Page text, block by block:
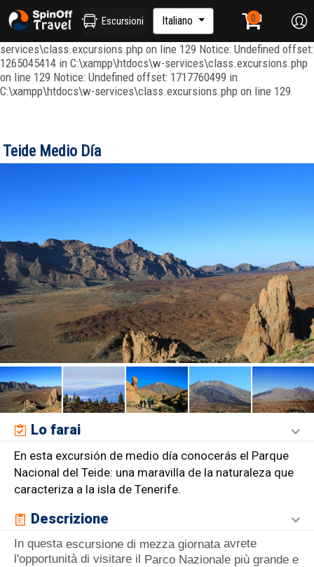
Notice: Undefined index: ordenar in C:\xampp\htdocs\w-
services\repositories\GroupRepository.php on line 415 Notice:
Undefined offset: 1265045344 in C:\xampp\htdocs\w-
services\class.excursions.php on line 129 Notice: Undefined offset:
1265045414 in C:\xampp\htdocs\w-services\class.excursions.php
on line 129 Notice: Undefined offset: 1717760499 in
C:\xampp\htdocs\w-services\class.excursions.php on line 129
Escursioni Italiano
Teide Medio Día
Lo farai
En esta excursión de medio día conocerás el Parque
Nacional del Teide: una maravilla de la naturaleza que
caracteriza a la isla de Tenerife.
Descrizione
In questa escursione di mezza giornata avrete
l'opportunità di visitare il Parco Nazionale più grande e